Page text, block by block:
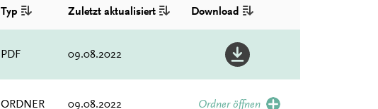
Typ Zuletzt aktualisiert Download
PDF 09.08.2022
ORDNER 09.08.2022 Ordner öffnen